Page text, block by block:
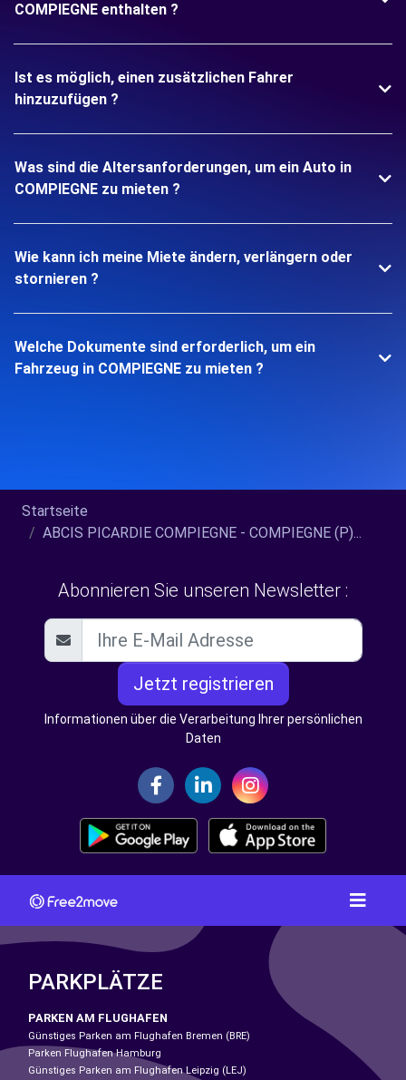
COMPIEGNE enthalten ?
Ist es möglich, einen zusätzlichen Fahrer
hinzuzufügen ?
Was sind die Altersanforderungen, um ein Auto in
COMPIEGNE zu mieten ?
Wie kann ich meine Miete ändern, verlängern oder
stornieren ?
Welche Dokumente sind erforderlich, um ein
Fahrzeug in COMPIEGNE zu mieten ?
Startseite
ABCIS PICARDIE COMPIEGNE - COMPIEGNE (P)...
Abonnieren Sie unseren Newsletter :
Jetzt registrieren
Informationen über die Verarbeitung Ihrer persönlichen
Daten
PARKPLÄTZE
PARKEN AM FLUGHAFEN
Günstiges Parken am Flughafen Bremen (BRE)
Parken Flughafen Hamburg
Günstiges Parken am Flughafen Leipzig (LEJ)